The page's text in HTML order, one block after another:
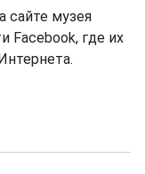
сайте музея
Facebook, где их